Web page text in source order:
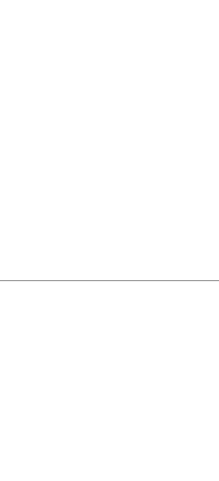
ารโพสต์ขายอสังหา กับทีมง
านายหน้า ขายได้จริงๆ ช่ว